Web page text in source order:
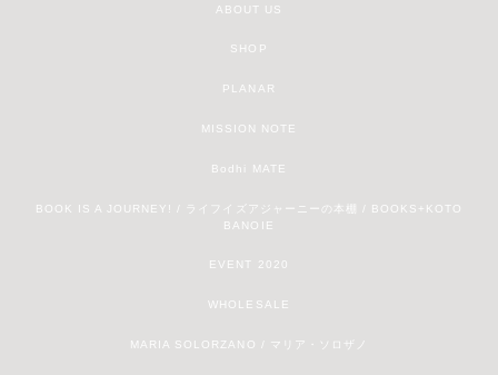
ABOUT US
SHOP
PLANAR
MISSION NOTE
Bodhi MATE
BOOK IS A JOURNEY! / ライフイズアジャーニーの本棚 / BOOKS+KOTO
BANOIE
EVENT 2020
WHOLESALE
MARIA SOLORZANO / マリア・ソロザノ